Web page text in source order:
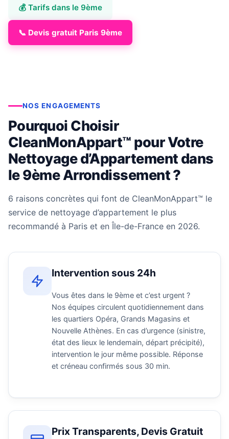
💰 Tarifs dans le 9ème
📞 Devis gratuit Paris 9ème
NOS ENGAGEMENTS
Pourquoi Choisir
CleanMonAppart™ pour Votre
Nettoyage d’Appartement dans
le 9ème Arrondissement ?
6 raisons concrètes qui font de CleanMonAppart™ le
service de nettoyage d’appartement le plus
recommandé à Paris et en Île-de-France en 2026.
Intervention sous 24h
Vous êtes dans le 9ème et c’est urgent ?
Nos équipes circulent quotidiennement dans
les quartiers Opéra, Grands Magasins et
Nouvelle Athènes. En cas d’urgence (sinistre,
état des lieux le lendemain, départ précipité),
intervention le jour même possible. Réponse
et créneau confirmés sous 30 min.
Prix Transparents, Devis Gratuit